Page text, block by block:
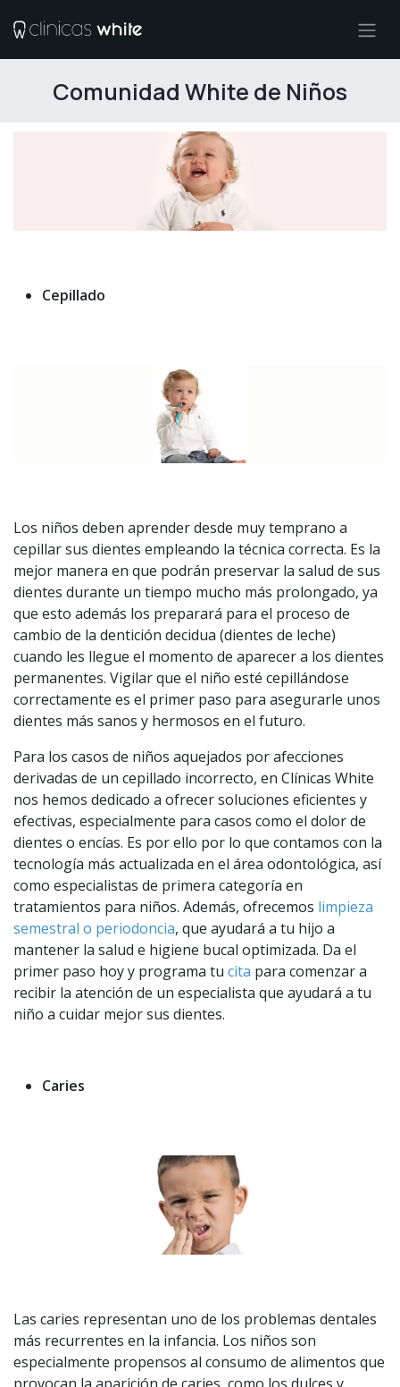
Comunidad White de Niños
Cepillado
Los niños deben aprender desde muy temprano a
cepillar sus dientes empleando la técnica correcta. Es la
mejor manera en que podrán preservar la salud de sus
dientes durante un tiempo mucho más prolongado, ya
que esto además los preparará para el proceso de
cambio de la dentición decidua (dientes de leche)
cuando les llegue el momento de aparecer a los dientes
permanentes. Vigilar que el niño esté cepillándose
correctamente es el primer paso para asegurarle unos
dientes más sanos y hermosos en el futuro.
Para los casos de niños aquejados por afecciones
derivadas de un cepillado incorrecto, en Clínicas White
nos hemos dedicado a ofrecer soluciones eficientes y
efectivas, especialmente para casos como el dolor de
dientes o encías. Es por ello por lo que contamos con la
tecnología más actualizada en el área odontológica, así
como especialistas de primera categoría en
tratamientos para niños. Además, ofrecemos limpieza
semestral o periodoncia, que ayudará a tu hijo a
mantener la salud e higiene bucal optimizada. Da el
primer paso hoy y programa tu cita para comenzar a
recibir la atención de un especialista que ayudará a tu
niño a cuidar mejor sus dientes.
Caries
Las caries representan uno de los problemas dentales
más recurrentes en la infancia. Los niños son
especialmente propensos al consumo de alimentos que